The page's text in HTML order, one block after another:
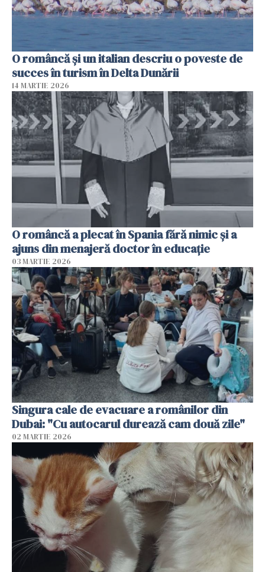
O româncă și un italian descriu o poveste de
succes în turism în Delta Dunării
14 MARTIE 2026
O româncă a plecat în Spania fără nimic și a
ajuns din menajeră doctor în educație
03 MARTIE 2026
Singura cale de evacuare a românilor din
Dubai: "Cu autocarul durează cam două zile"
02 MARTIE 2026